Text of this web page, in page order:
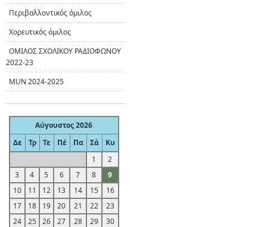
Περιβαλλοντικός όμιλος
Χορευτικός όμιλος
ΟΜΙΛΟΣ ΣΧΟΛΙΚΟΥ ΡΑΔΙΟΦΩΝΟΥ
2022-23
MUN 2024-2025
Αύγουστος 2026
Δε
Τρ Τε Πέ Πα Σά
Κυ
1
2
3
4 5 6 7 8
9
10
11 12 13 14 15
16
17
18 19 20 21 22
23
24
25 26 27 28 29
30